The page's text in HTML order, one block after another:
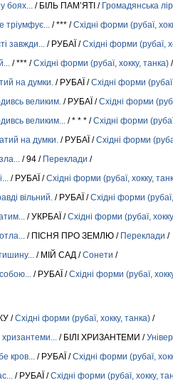
боях... / БІЛЬ ПАМ’ЯТІ / Громадянська
/ *** /Східні форми (рубаї,
завжди... / РУБАЇ /Східні форми (рубаї,
/ *** /Східні форми (рубаї, хокку, танка) /
на думки. / РУБАЇ /Східні форми
великим. / РУБАЇ /Східні форми
великим... / * * * /Східні форми
на думки. / РУБАЇ /Східні форми
/ 94 / Переклади /
/ РУБАЇ /Східні форми (рубаї, хокку,
вільний. / РУБАЇ /Східні форми
/ УКРБАЇ /Східні форми (рубаї,
/ ПІСНЯ ПРО ЗЕМЛЮ / Переклади /
/ МІЙ САД /Сонети /
/ РУБАЇ /Східні форми (рубаї,
/Східні форми (рубаї, хокку, танка) /
/ БІЛІ ХРИЗАНТЕМИ /
кров... / РУБАЇ /Східні форми (рубаї,
/ РУБАЇ /Східні форми (рубаї, хокку,